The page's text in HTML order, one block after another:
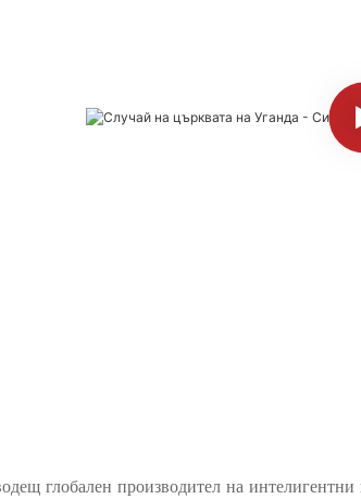
глобален производител на интелигентни